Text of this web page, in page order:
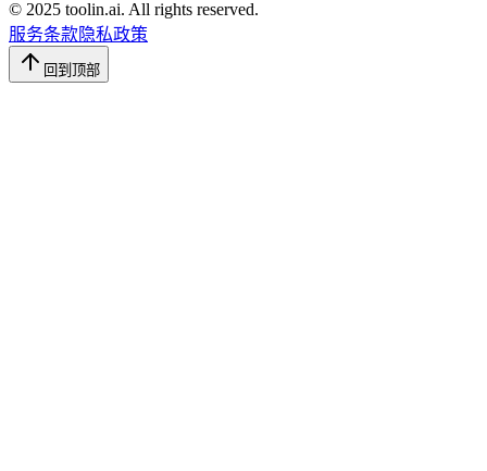
© 2025 toolin.ai. All rights reserved.
服务条款隐私政策
回到顶部